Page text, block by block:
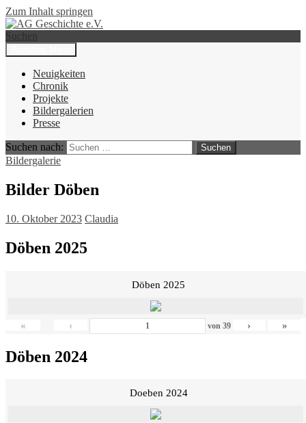
Zum Inhalt springen
AG Geschichte e.V.
Suchen
Neuigkeiten
Chronik
Projekte
Bildergalerien
Presse
Suchen nach:
Bildergalerie
Bilder Döben
10. Oktober 2023 Claudia
Döben 2025
Döben 2025
« ‹ von 39 › »
Döben 2024
Doeben 2024